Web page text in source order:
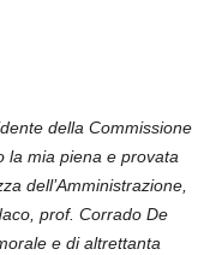
della Commissione
la mia piena e provata
dell’Amministrazione,
prof. Corrado De
e di altrettanta